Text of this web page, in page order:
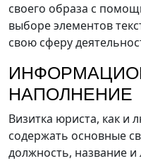
своего образа с
выборе элементов
свою сферу
НАПОЛНЕНИЕ
Визитка юриста, как и
содержать основные
должность, название